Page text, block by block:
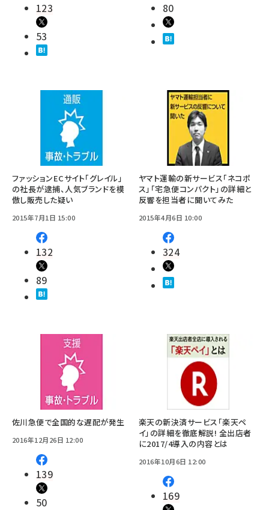
123
53
80
ファッションECサイト「グレイル」
の社長が逮捕、人気ブランドを模
倣し販売した疑い
2015年7月1日 15:00
132
89
ヤマト運輸の新サービス「ネコポ
ス」「宅急便コンパクト」の詳細と
反響を担当者に聞いてみた
2015年4月6日 10:00
324
佐川急便で全国的な遅配が発生
2016年12月26日 12:00
139
50
楽天の新決済サービス「楽天ペ
イ」の詳細を徹底解説! 全出店者
に2017/4導入の内容とは
2016年10月6日 12:00
169